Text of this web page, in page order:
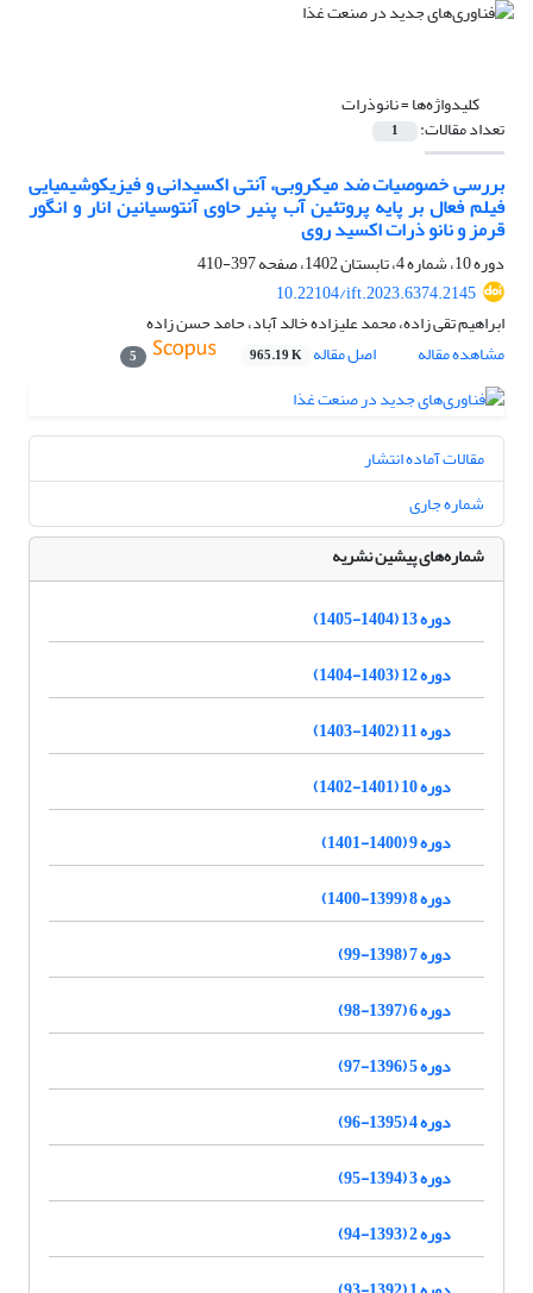
کلیدواژه‌ها =نانوذرات
تعداد مقالات: 1
بررسی خصوصیات ضد میکروبی، آنتی اکسیدانی و فیزیکوشیمیایی
فیلم فعال بر پایه پروتئین آب پنیر حاوی آنتوسیانین انار و انگور
قرمز و نانو ذرات اکسید روی
دوره 10، شماره 4، تابستان 1402، صفحه
397-410
10.22104/ift.2023.6374.2145
ابراهیم تقی زاده، محمد علیزاده خالد آباد، حامد حسن زاده
مشاهده مقاله
اصل مقاله 965.19 K
5
مقالات آماده انتشار
شماره جاری
شماره‌های پیشین نشریه
دوره 13 (1404-1405)
دوره 12 (1403-1404)
دوره 11 (1402-1403)
دوره 10 (1401-1402)
دوره 9 (1400-1401)
دوره 8 (1399-1400)
دوره 7 (1398-99)
دوره 6 (1397-98)
دوره 5 (1396-97)
دوره 4 (1395-96)
دوره 3 (1394-95)
دوره 2 (1393-94)